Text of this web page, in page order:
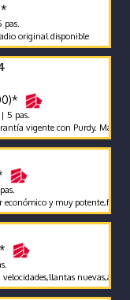
disponible
5 pas.
vigente con Purdy.
y muy potente,full
nuevas,aros,freno